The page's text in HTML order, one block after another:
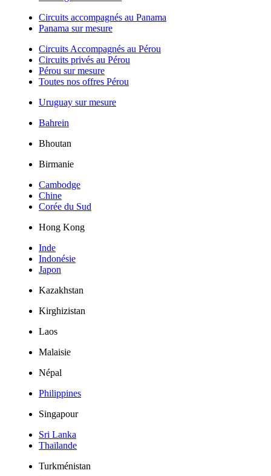
Circuits accompagnés au Panama
Panama sur mesure
Circuits Accompagnés au Pérou
Circuits privés au Pérou
Pérou sur mesure
Toutes nos offres Pérou
Uruguay sur mesure
Bahrein
Bhoutan
Birmanie
Cambodge
Chine
Corée du Sud
Hong Kong
Inde
Indonésie
Japon
Kazakhstan
Kirghizistan
Laos
Malaisie
Népal
Philippines
Singapour
Sri Lanka
Thaïlande
Turkménistan